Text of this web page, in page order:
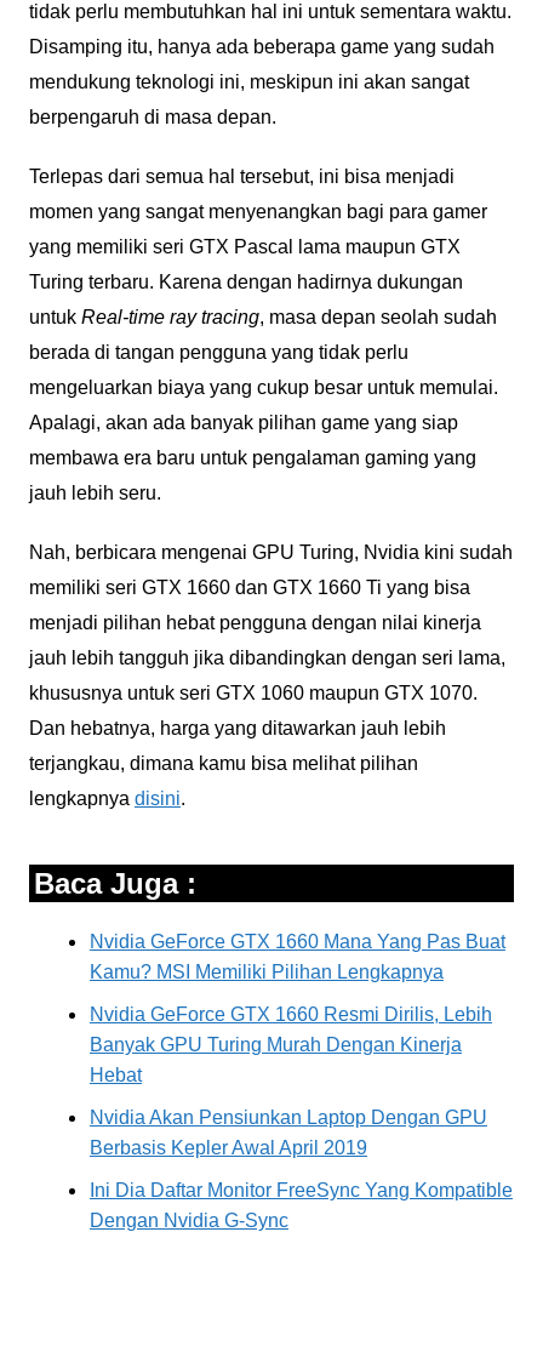
tidak perlu membutuhkan hal ini untuk sementara waktu.
Disamping itu, hanya ada beberapa game yang sudah
mendukung teknologi ini, meskipun ini akan sangat
berpengaruh di masa depan.
Terlepas dari semua hal tersebut, ini bisa menjadi
momen yang sangat menyenangkan bagi para gamer
yang memiliki seri GTX Pascal lama maupun GTX
Turing terbaru. Karena dengan hadirnya dukungan
untuk Real-time ray tracing, masa depan seolah sudah
berada di tangan pengguna yang tidak perlu
mengeluarkan biaya yang cukup besar untuk memulai.
Apalagi, akan ada banyak pilihan game yang siap
membawa era baru untuk pengalaman gaming yang
jauh lebih seru.
Nah, berbicara mengenai GPU Turing, Nvidia kini sudah
memiliki seri GTX 1660 dan GTX 1660 Ti yang bisa
menjadi pilihan hebat pengguna dengan nilai kinerja
jauh lebih tangguh jika dibandingkan dengan seri lama,
khususnya untuk seri GTX 1060 maupun GTX 1070.
Dan hebatnya, harga yang ditawarkan jauh lebih
terjangkau, dimana kamu bisa melihat pilihan
lengkapnya disini.
Baca Juga :
Nvidia GeForce GTX 1660 Mana Yang Pas Buat
Kamu? MSI Memiliki Pilihan Lengkapnya
Nvidia GeForce GTX 1660 Resmi Dirilis, Lebih
Banyak GPU Turing Murah Dengan Kinerja
Hebat
Nvidia Akan Pensiunkan Laptop Dengan GPU
Berbasis Kepler Awal April 2019
Ini Dia Daftar Monitor FreeSync Yang Kompatible
Dengan Nvidia G-Sync